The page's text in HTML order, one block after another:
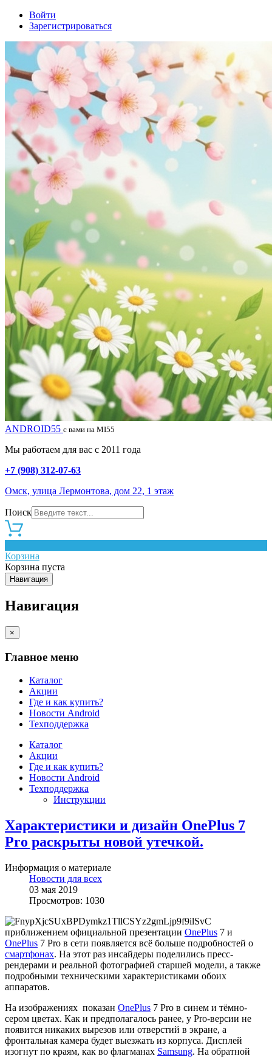
Войти
Зарегистрироваться
ANDROID55 с вами на MI55
Мы работаем для вас с 2011 года
+7 (908) 312-07-63
Омск, улица Лермонтова, дом 22, 1 этаж
Поиск
Корзина
Корзина пуста
Навигация
Навигация
×
Главное меню
Каталог
Акции
Где и как купить?
Новости Android
Техподдержка
Каталог
Акции
Где и как купить?
Новости Android
Техподдержка
Инструкции
Характеристики и дизайн OnePlus 7
Pro раскрыты новой утечкой.
Информация о материале
Новости для всех
03 мая 2019
Просмотров: 1030
С
приближением официальной презентации OnePlus 7 и
OnePlus 7 Pro в сети появляется всё больше подробностей о
смартфонах. На этот раз инсайдеры поделились пресс-
рендерами и реальной фотографией старшей модели, а также
подробными техническими характеристиками обоих
аппаратов.
На изображениях показан OnePlus 7 Pro в синем и тёмно-
сером цветах. Как и предполагалось ранее, у Pro-версии не
появится никаких вырезов или отверстий в экране, а
фронтальная камера будет выезжать из корпуса. Дисплей
изогнут по краям, как во флагманах Samsung. На обратной